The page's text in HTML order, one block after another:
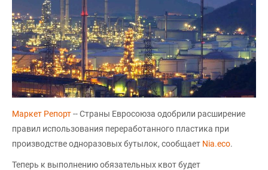
Маркет Репорт-- Страны Евросоюза одобрили расширение
правил использования переработанного пластика при
производстве одноразовых бутылок, сообщает Nia.eco.
Теперь к выполнению обязательных квот будет